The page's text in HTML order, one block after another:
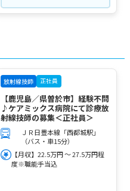
放射線技師 正社員
【鹿児島／県曽於市】経験不問
♪ケアミックス病院にて診療放
射線技師の募集＜正社員＞
ＪＲ日豊本線「西都城駅」
（バス・車15分）
【月収】22.5万円 ～ 27.5万円程
度※職能手当込